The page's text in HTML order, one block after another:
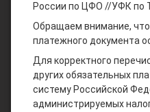
России по ЦФО //УФК по
Обращаем внимание,
платежного документа
Для корректного
других обязательных
систему Российской
администрируемых